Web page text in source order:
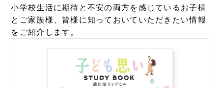
小学校生活に期待と不安の両方を感じているお子様
とご家族様、皆様に知っておいていただきたい情報
をご紹介します。